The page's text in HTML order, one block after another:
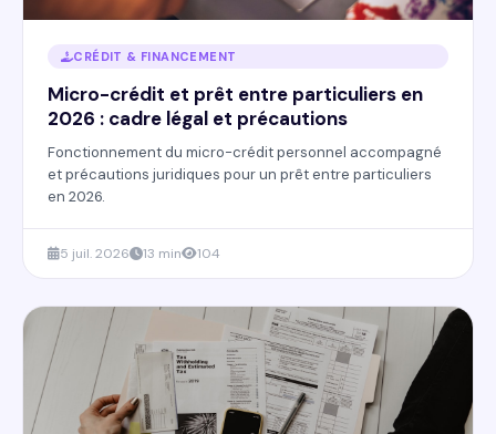
CRÉDIT & FINANCEMENT
Micro-crédit et prêt entre particuliers en
2026 : cadre légal et précautions
Fonctionnement du micro-crédit personnel accompagné
et précautions juridiques pour un prêt entre particuliers
en 2026.
5 juil. 2026 13 min 104